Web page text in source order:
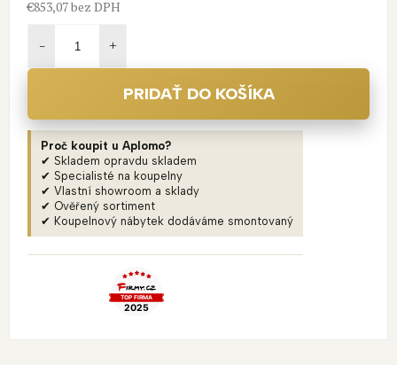
€853,07 bez DPH
PRIDAŤ DO KOŠÍKA
Proč koupit u Aplomo?
✔ Skladem opravdu skladem
✔ Specialisté na koupelny
✔ Vlastní showroom a sklady
✔ Ověřený sortiment
✔ Koupelnový nábytek dodáváme smontovaný